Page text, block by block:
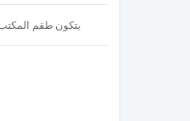
يتكون طقم المكتب الكريستالي من 6 قطع،